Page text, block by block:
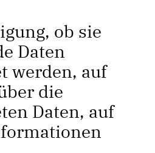
ob sie
Daten
werden, auf
die
Daten, auf